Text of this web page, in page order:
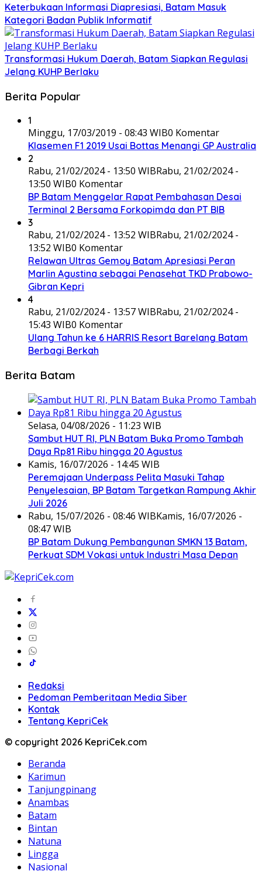
Keterbukaan Informasi Diapresiasi, Batam Masuk
Kategori Badan Publik Informatif
Transformasi Hukum Daerah, Batam Siapkan Regulasi
Jelang KUHP Berlaku
Berita Popular
1
Minggu, 17/03/2019 - 08:43 WIB0 Komentar
Klasemen F1 2019 Usai Bottas Menangi GP Australia
2
Rabu, 21/02/2024 - 13:50 WIBRabu, 21/02/2024 -
13:50 WIB0 Komentar
BP Batam Menggelar Rapat Pembahasan Desai
Terminal 2 Bersama Forkopimda dan PT BIB
3
Rabu, 21/02/2024 - 13:52 WIBRabu, 21/02/2024 -
13:52 WIB0 Komentar
Relawan Ultras Gemoy Batam Apresiasi Peran
Marlin Agustina sebagai Penasehat TKD Prabowo-
Gibran Kepri
4
Rabu, 21/02/2024 - 13:57 WIBRabu, 21/02/2024 -
15:43 WIB0 Komentar
Ulang Tahun ke 6 HARRIS Resort Barelang Batam
Berbagi Berkah
Berita Batam
Selasa, 04/08/2026 - 11:23 WIB
Sambut HUT RI, PLN Batam Buka Promo Tambah
Daya Rp81 Ribu hingga 20 Agustus
Kamis, 16/07/2026 - 14:45 WIB
Peremajaan Underpass Pelita Masuki Tahap
Penyelesaian, BP Batam Targetkan Rampung Akhir
Juli 2026
Rabu, 15/07/2026 - 08:46 WIBKamis, 16/07/2026 -
08:47 WIB
BP Batam Dukung Pembangunan SMKN 13 Batam,
Perkuat SDM Vokasi untuk Industri Masa Depan
Redaksi
Pedoman Pemberitaan Media Siber
Kontak
Tentang KepriCek
© copyright 2026 KepriCek.com
Beranda
Karimun
Tanjungpinang
Anambas
Batam
Bintan
Natuna
Lingga
Nasional